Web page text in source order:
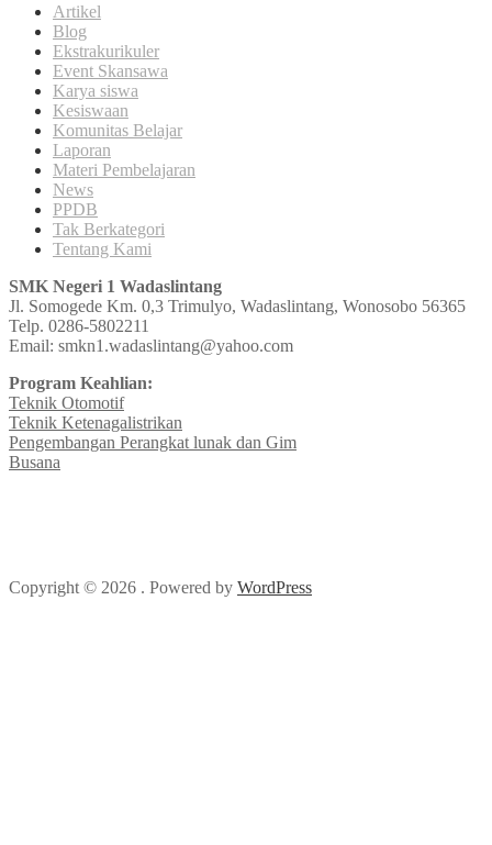
Artikel
Blog
Ekstrakurikuler
Event Skansawa
Karya siswa
Kesiswaan
Komunitas Belajar
Laporan
Materi Pembelajaran
News
PPDB
Tak Berkategori
Tentang Kami
SMK Negeri 1 Wadaslintang
Jl. Somogede Km. 0,3 Trimulyo, Wadaslintang, Wonosobo 56365
Telp. 0286-5802211
Email: smkn1.wadaslintang@yahoo.com
Program Keahlian:
Teknik Otomotif
Teknik Ketenagalistrikan
Pengembangan Perangkat lunak dan Gim
Busana
Copyright © 2026 . Powered by WordPress